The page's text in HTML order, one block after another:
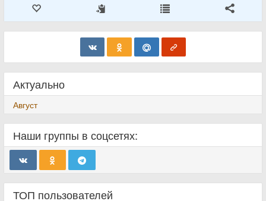
Актуально
Август
Наши группы в соцсетях:
ТОП пользователей